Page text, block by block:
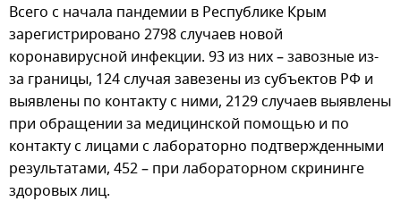
Всего с начала пандемии в Республике Крым
зарегистрировано 2798 случаев новой
коронавирусной инфекции. 93 из них – завозные из-
за границы, 124 случая завезены из субъектов РФ и
выявлены по контакту с ними, 2129 случаев выявлены
при обращении за медицинской помощью и по
контакту с лицами с лабораторно подтвержденными
результатами, 452 – при лабораторном скрининге
здоровых лиц.